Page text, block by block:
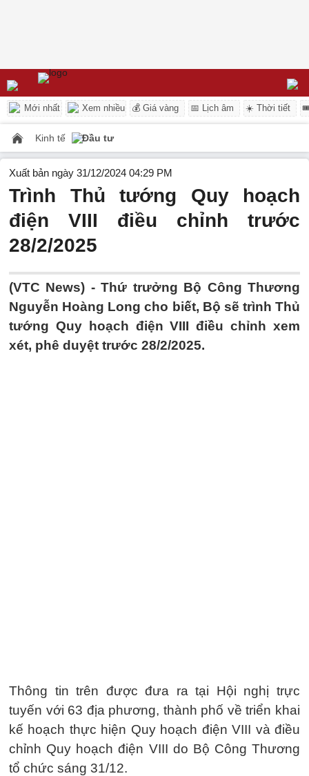
Mới nhất Xem nhiều 💰 Giá vàng 📅 Lịch âm ☀️ Thời tiết
Kinh tế Đầu tư
Xuất bản ngày 31/12/2024 04:29 PM
Trình Thủ tướng Quy hoạch
điện VIII điều chỉnh trước
28/2/2025
(VTC News) -Thứ trưởng Bộ Công Thương
Nguyễn Hoàng Long cho biết, Bộ sẽ trình Thủ
tướng Quy hoạch điện VIII điều chỉnh xem
xét, phê duyệt trước 28/2/2025.
Thông tin trên được đưa ra tại Hội nghị trực
tuyến với 63 địa phương, thành phố về triển khai
kế hoạch thực hiện Quy hoạch điện VIII và điều
chỉnh Quy hoạch điện VIII do Bộ Công Thương
tổ chức sáng 31/12.